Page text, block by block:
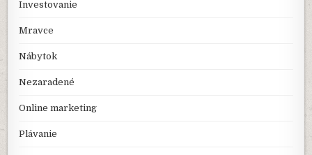
Investovanie
Mravce
Nábytok
Nezaradené
Online marketing
Plávanie